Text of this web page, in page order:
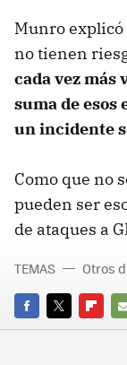
Munro explicó
no tienen
cada vez más
suma de
un incidente
Como que no
pueden ser
de ataques a
FACEBOOK
TWITTER
TEMAS Otros